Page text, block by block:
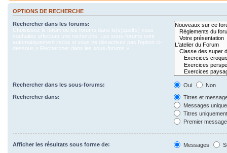
OPTIONS DE RECHERCHE
Rechercher dans les forums:
Choisissez le forum ou les forums dans le(s)quel(s) vous
souhaitez effectuer une recherche. Les sous-forums sont
automatiquement inclus si vous ne désactivez pas l’option ci-
dessous « Rechercher dans les sous-forums ».
Rechercher dans les sous-forums: Oui
Non
Rechercher dans:
Titres et
Messages
Titres
Premier
Afficher les résultats sous forme de: Messages